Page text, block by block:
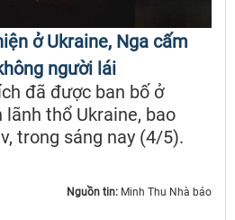
ở Ukraine, Nga cấm
người lái
đã được ban bố ở
thổ Ukraine, bao
trong sáng nay (4/5).
Nguồn tin: Minh Thu Nhà báo